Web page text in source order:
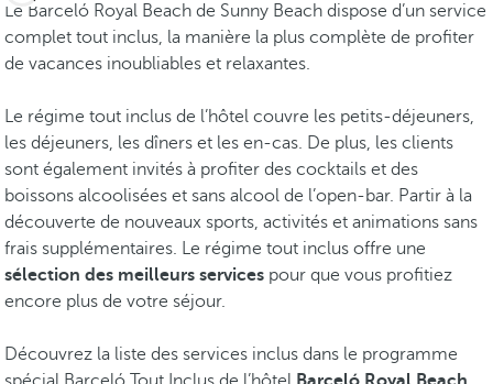
Le Barceló Royal Beach de Sunny Beach dispose d’un service
complet tout inclus, la manière la plus complète de profiter
de vacances inoubliables et relaxantes.
Le régime tout inclus de l’hôtel couvre les petits-déjeuners,
les déjeuners, les dîners et les en-cas. De plus, les clients
sont également invités à profiter des cocktails et des
boissons alcoolisées et sans alcool de l’open-bar. Partir à la
découverte de nouveaux sports, activités et animations sans
frais supplémentaires. Le régime tout inclus offre une
sélection des meilleurs services pour que vous profitiez
encore plus de votre séjour.
Découvrez la liste des services inclus dans le programme